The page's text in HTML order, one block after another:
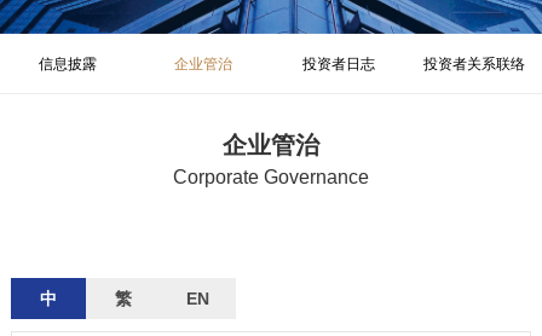
信息披露 企业管治 投资者日志 投资者关系联络
企业管治
Corporate Governance
中 繁 EN